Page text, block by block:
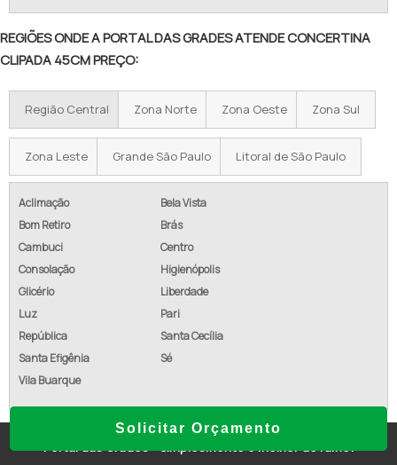
Solicitar Orçamento
CONCERTINA DUPLA CLIPADA 45CM PREÇO
CERCA ESPIRAL PREÇO
CONCERTINA PIRACICABA
COMPRAR CONCERTINA PARA MURO
CERCA CONCERTINA GALVANIZADA
CONCERTINA A VENDA
CONCERTINA INDAIATUBA
PREÇO DO METRO DA CERCA CONCERTINA
REGIÕES ONDE A PORTAL DAS GRADES ATENDE CONCERTINA
CLIPADA 45CM PREÇO:
Região Central Zona Norte Zona Oeste Zona Sul
Zona Leste Grande São Paulo Litoral de São Paulo
Aclimação
Bela Vista
Bom Retiro
Brás
Cambuci
Centro
Consolação
Higienópolis
Glicério
Liberdade
Luz
Pari
República
Santa Cecília
Santa Efigênia
Sé
Vila Buarque
Portal das Grades - Simplesmente o melhor do ramo!